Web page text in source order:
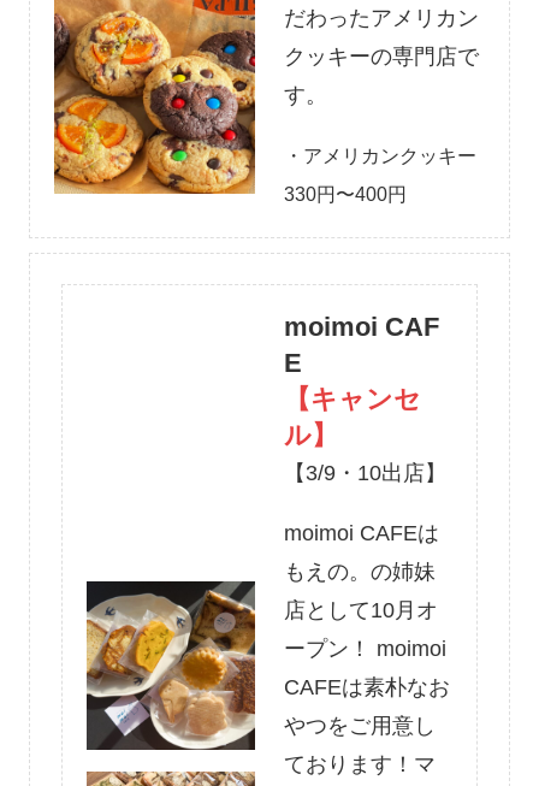
だわったアメリカン
クッキーの専門店で
す。
・アメリカンクッキー
330円〜400円
moimoi CAF
E
【キャンセ
ル】
【3/9・10出店】
moimoi CAFEは
もえの。の姉妹
店として10月オ
ープン！ moimoi
CAFEは素朴なお
やつをご用意し
ております！マ